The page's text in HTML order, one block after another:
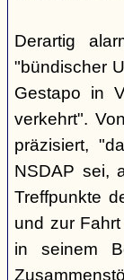
Derartig
"bündischer
Gestapo in
verkehrt".
präzisiert,
NSDAP sei,
Treffpunkte
und zur
in seinem